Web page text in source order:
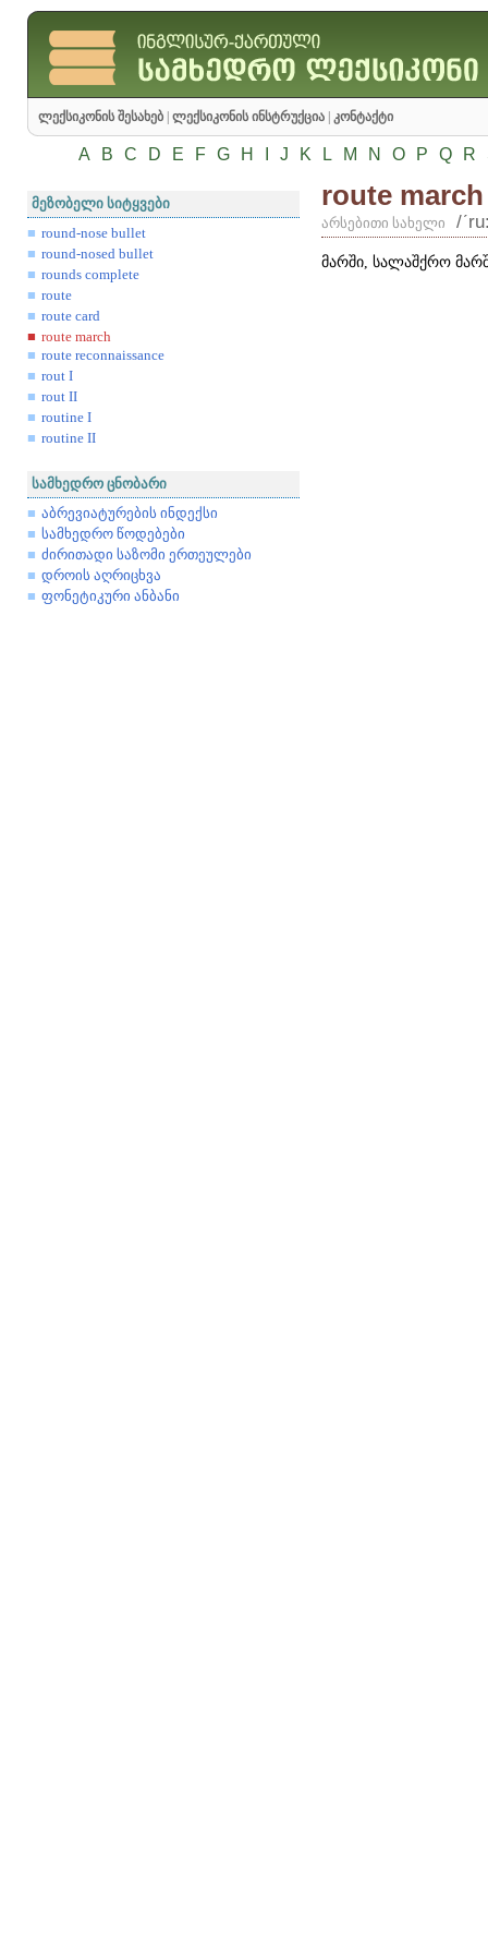
ლექსიკონის შესახებ ლექსიკონის ინსტრუქცია კონტაქტი
A B C D E F G H J K L M N O P Q R
მეზობელი სიტყვები
round-nose bullet
round-nosed bullet
rounds complete
route
route card
route march
route reconnaissance
rout I
rout II
routine I
routine II
სამხედრო ცნობარი
აბრევიატურების ინდექსი
სამხედრო წოდებები
ძირითადი საზომი ერთეულები
დროის აღრიცხვა
ფონეტიკური ანბანი
route march
არსებითი სახელი /
მარში, სალაშქრო